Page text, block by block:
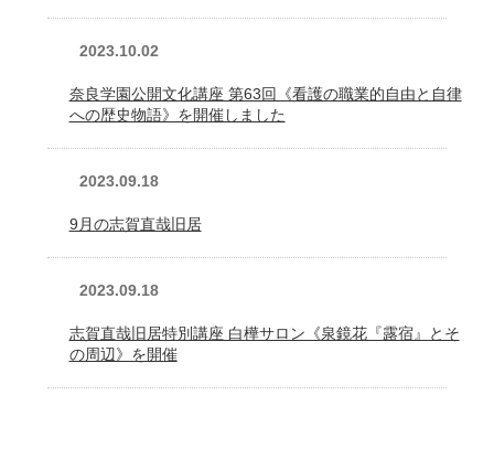
2023.10.02
奈良学園公開文化講座 第63回《看護の職業的自由と自律
への歴史物語》を開催しました
2023.09.18
9月の志賀直哉旧居
2023.09.18
志賀直哉旧居特別講座 白樺サロン《泉鏡花『露宿』とそ
の周辺》を開催